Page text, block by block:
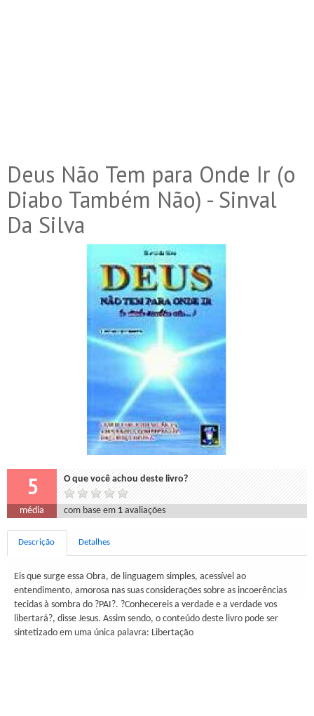
Deus Não Tem para Onde Ir (o
Diabo Também Não) - Sinval
Da Silva
5 O que você achou deste livro?
média com base em 1 avaliações
Descrição Detalhes
Eis que surge essa Obra, de linguagem simples, acessível ao
entendimento, amorosa nas suas considerações sobre as incoerências
tecidas à sombra do ?PAI?. ?Conhecereis a verdade e a verdade vos
libertará?, disse Jesus. Assim sendo, o conteúdo deste livro pode ser
sintetizado em uma única palavra: Libertação